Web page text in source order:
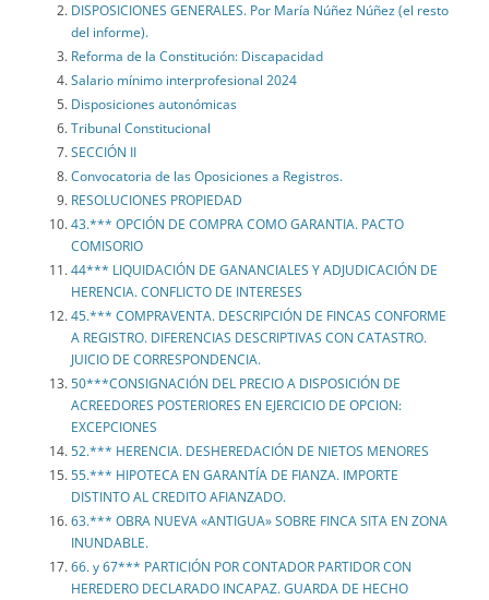
DISPOSICIONES GENERALES. Por María Núñez Núñez (el resto
del informe).
Reforma de la Constitución: Discapacidad
Salario mínimo interprofesional 2024
Disposiciones autonómicas
Tribunal Constitucional
SECCIÓN II
Convocatoria de las Oposiciones a Registros.
RESOLUCIONES PROPIEDAD
43.*** OPCIÓN DE COMPRA COMO GARANTIA. PACTO
COMISORIO
44*** LIQUIDACIÓN DE GANANCIALES Y ADJUDICACIÓN DE
HERENCIA. CONFLICTO DE INTERESES
45.*** COMPRAVENTA. DESCRIPCIÓN DE FINCAS CONFORME
A REGISTRO. DIFERENCIAS DESCRIPTIVAS CON CATASTRO.
JUICIO DE CORRESPONDENCIA.
50***CONSIGNACIÓN DEL PRECIO A DISPOSICIÓN DE
ACREEDORES POSTERIORES EN EJERCICIO DE OPCION:
EXCEPCIONES
52.*** HERENCIA. DESHEREDACIÓN DE NIETOS MENORES
55.*** HIPOTECA EN GARANTÍA DE FIANZA. IMPORTE
DISTINTO AL CREDITO AFIANZADO.
63.*** OBRA NUEVA «ANTIGUA» SOBRE FINCA SITA EN ZONA
INUNDABLE.
66. y 67*** PARTICIÓN POR CONTADOR PARTIDOR CON
HEREDERO DECLARADO INCAPAZ. GUARDA DE HECHO